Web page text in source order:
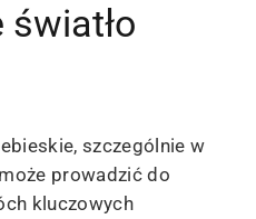
światło
szczególnie w
prowadzić do
kluczowych